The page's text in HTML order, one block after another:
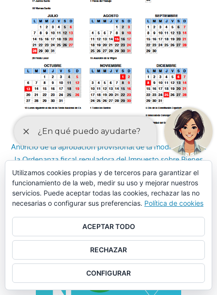
Anuncio de la aprobación provisional de la modificación de
la Ordenanza fiscal reguladora del Impuesto sobre Bienes
Inmuebles
Anuncio de la aprobación provisional de la modificación de
las Ordenanzas fiscales de las tasas de agua potable,
Utilizamos cookies propias y de terceros para garantizar el
funcionamiento de la web, medir su uso y mejorar nuestros
servicios. Puede aceptar todas las cookies, rechazar las no
necesarias o configurar sus preferencias. Política de cookies
ACEPTAR TODO
RECHAZAR
CONFIGURAR